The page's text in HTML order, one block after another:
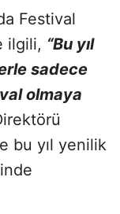
Festival
ilgili, “Bu yıl
sadece
olmaya
bu yıl yenilik